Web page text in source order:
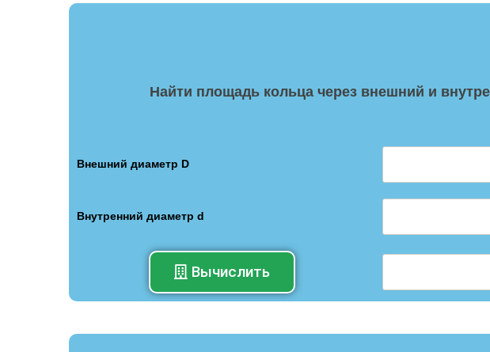
Найти площадь кольца через внешний и
Внешний диаметр D
Внутренний диаметр d
Вычислить